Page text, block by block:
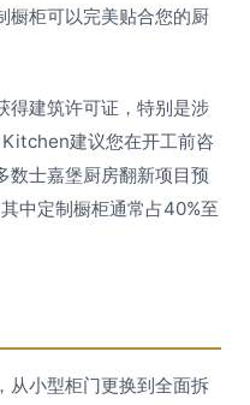
橱柜可以完美贴合您的厨
得建筑许可证，特别是涉
建议您在开工前咨
数士嘉堡厨房翻新项目预
中定制橱柜通常占40%至
从小型柜门更换到全面拆